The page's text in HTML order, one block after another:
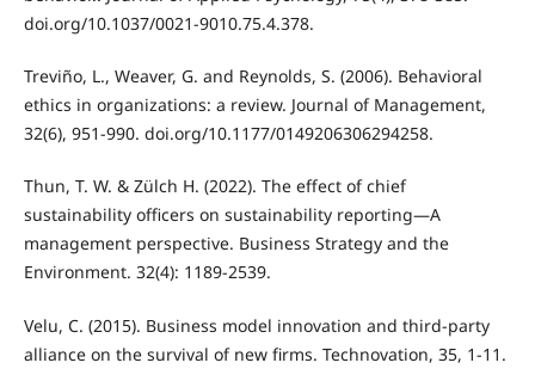
doi.org/10.1037/0021-9010.75.4.378.
Treviño, L., Weaver, G. and Reynolds, S. (2006). Behavioral
ethics in organizations: a review. Journal of Management,
32(6), 951-990. doi.org/10.1177/0149206306294258.
Thun, T. W. & Zülch H. (2022). The effect of chief
sustainability officers on sustainability reporting—A
management perspective. Business Strategy and the
Environment. 32(4): 1189-2539.
Velu, C. (2015). Business model innovation and third-party
alliance on the survival of new firms. Technovation, 35, 1-11.